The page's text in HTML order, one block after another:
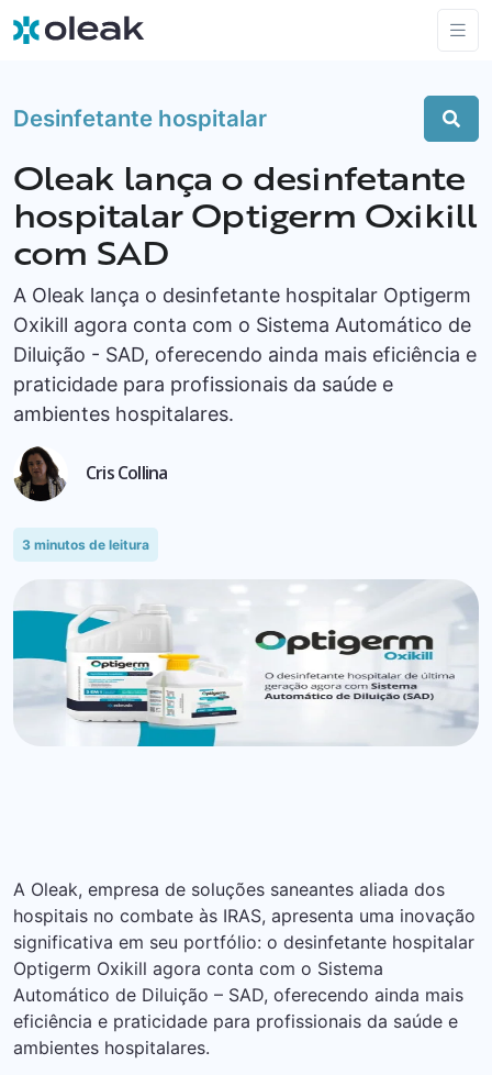
Desinfetante hospitalar
Oleak lança o desinfetante
hospitalar Optigerm Oxikill
com SAD
A Oleak lança o desinfetante hospitalar Optigerm
Oxikill agora conta com o Sistema Automático de
Diluição - SAD, oferecendo ainda mais eficiência e
praticidade para profissionais da saúde e
ambientes hospitalares.
Cris Collina
3 minutos de leitura
A Oleak, empresa de soluções saneantes aliada dos
hospitais no combate às IRAS, apresenta uma inovação
significativa em seu portfólio: o desinfetante hospitalar
Optigerm Oxikill agora conta com o Sistema
Automático de Diluição – SAD, oferecendo ainda mais
eficiência e praticidade para profissionais da saúde e
ambientes hospitalares.